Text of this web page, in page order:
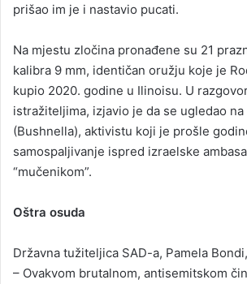
prišao im je i nastavio pucati.
Na mjestu zločina pronađene su 21
kalibra 9 mm, identičan oružju koje je
kupio 2020. godine u Ilinoisu. U
istražiteljima, izjavio je da se ugledao
(Bushnella), aktivistu koji je prošle
samospaljivanje ispred izraelske
“mučenikom”.
Oštra osuda
Državna tužiteljica SAD-a, Pamela
– Ovakvom brutalnom, antisemitskom